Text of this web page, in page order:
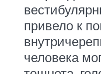
привело к
человека